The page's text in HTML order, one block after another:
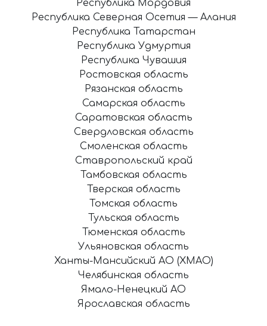
Республика Мордовия
Республика Северная Осетия — Алания
Республика Татарстан
Республика Удмуртия
Республика Чувашия
Ростовская область
Рязанская область
Самарская область
Саратовская область
Свердловская область
Смоленская область
Ставропольский край
Тамбовская область
Тверская область
Томская область
Тульская область
Тюменская область
Ульяновская область
Ханты-Мансийский АО (ХМАО)
Челябинская область
Ямало-Ненецкий АО
Ярославская область